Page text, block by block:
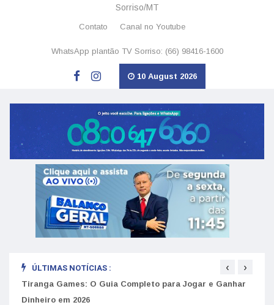
Sorriso/MT
Contato Canal no Youtube
WhatsApp plantão TV Sorriso: (66) 98416-1600
10 August 2026
ÚLTIMAS NOTÍCIAS :
Tiranga Games: O Guia Completo para Jogar e Ganhar
Golpes do arrendamento em Portugal: Como identificar
anúncios falsos de moradia na internet
‹ ›